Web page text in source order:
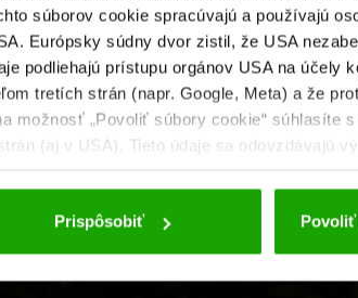
súborov cookie spracúvajú a používajú
Európsky súdny dvor zistil, že USA
podliehajú prístupu orgánov USA na účely
tretích strán (napr. Google, Meta) a že
možnosť „Povoliť súbory cookie“ súhlasíte
(aj v USA). Tieto údaje sa odovzdávajú
Prispôsobiť Povoliť